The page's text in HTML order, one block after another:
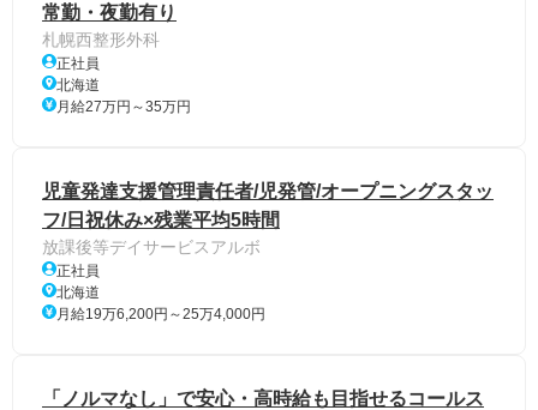
常勤・夜勤有り
札幌西整形外科
正社員
北海道
月給27万円～35万円
児童発達支援管理責任者/児発管/オープニングスタッ
フ/日祝休み×残業平均5時間
放課後等デイサービスアルボ
正社員
北海道
月給19万6,200円～25万4,000円
「ノルマなし」で安心・高時給も目指せるコールス